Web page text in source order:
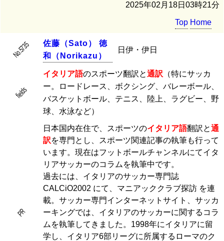
2025年02月18日03時21分
Top Home
No.5735 佐藤 （Sato）
徳
和
（ N ori kazu ）
日伊・伊日
fields
イタリア語のスポーツ翻訳と通訳 （特にサッカ
ー。ロードレース、ボクシング、バレーボール、
バスケットボール、テニス、陸上、ラグビー、野
球、水泳など）
PR
日本国内在住で、スポーツのイタリア語翻訳と通
訳を専門とし、スポーツ関連記事の執筆も行って
います。現在はフットボールチャンネルにてイタ
リアサッカーのコラムを執筆中です。
過去には、イタリアのサッカー専門誌
CALCiO2002 にて、マニアッククラブ探訪 を連
載。サッカー専門インターネットサイト、サッカ
ーキングでは、イタリアのサッカーに関するコラ
ムを執筆してきました。1998年にイタリアに留
学し、イタリア6部リーグに所属するローマのク